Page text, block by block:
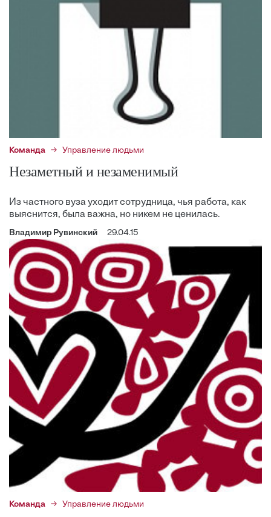
Команда Управление людьми
Незаметный и незаменимый
Из частного вуза уходит сотрудница, чья работа, как
выяснится, была важна, но никем не ценилась.
Владимир Рувинский 29.04.15
Команда Управление людьми